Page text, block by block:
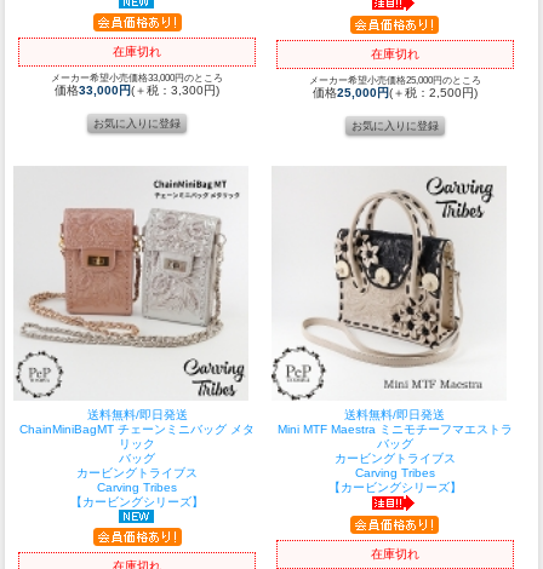
在庫切れ
メーカー希望小売価格33,000円のところ
価格33,000円(＋税：3,300円)
在庫切れ
メーカー希望小売価格25,000円のところ
価格25,000円(＋税：2,500円)
送料無料/即日発送
ChainMiniBagMT チェーンミニバッグ メタ
リック
バッグ
カービングトライブス
Carving Tribes
【カービングシリーズ】
在庫切れ
送料無料/即日発送
Mini MTF Maestra ミニモチーフマエストラ
バッグ
カービングトライブス
Carving Tribes
【カービングシリーズ】
在庫切れ